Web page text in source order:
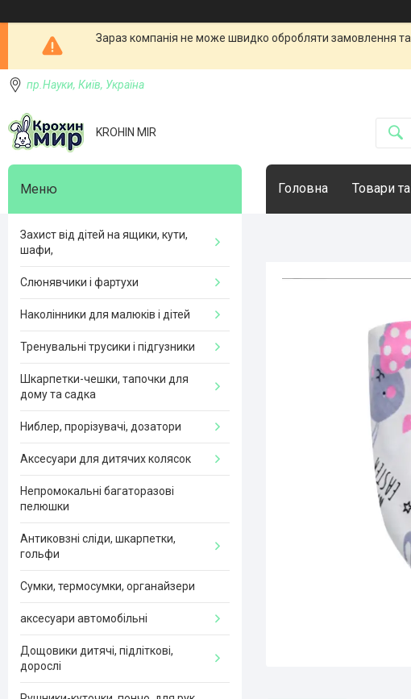
Зараз компанія не може швидко обробляти замовлення та
пр.Науки, Київ, Україна
KROHIN MIR
Головна Товари
Захист від дітей на ящики, кути,
шафи,
Слюнявчики і фартухи
Наколінники для малюків і дітей
Тренувальні трусики і підгузники
Шкарпетки-чешки, тапочки для
дому та садка
Ниблер, прорізувачі, дозатори
Аксесуари для дитячих колясок
Непромокальні багаторазові
пелюшки
Антиковзні сліди, шкарпетки,
гольфи
Сумки, термосумки, органайзери
аксесуари автомобільні
Дощовики дитячі, підліткові,
дорослі